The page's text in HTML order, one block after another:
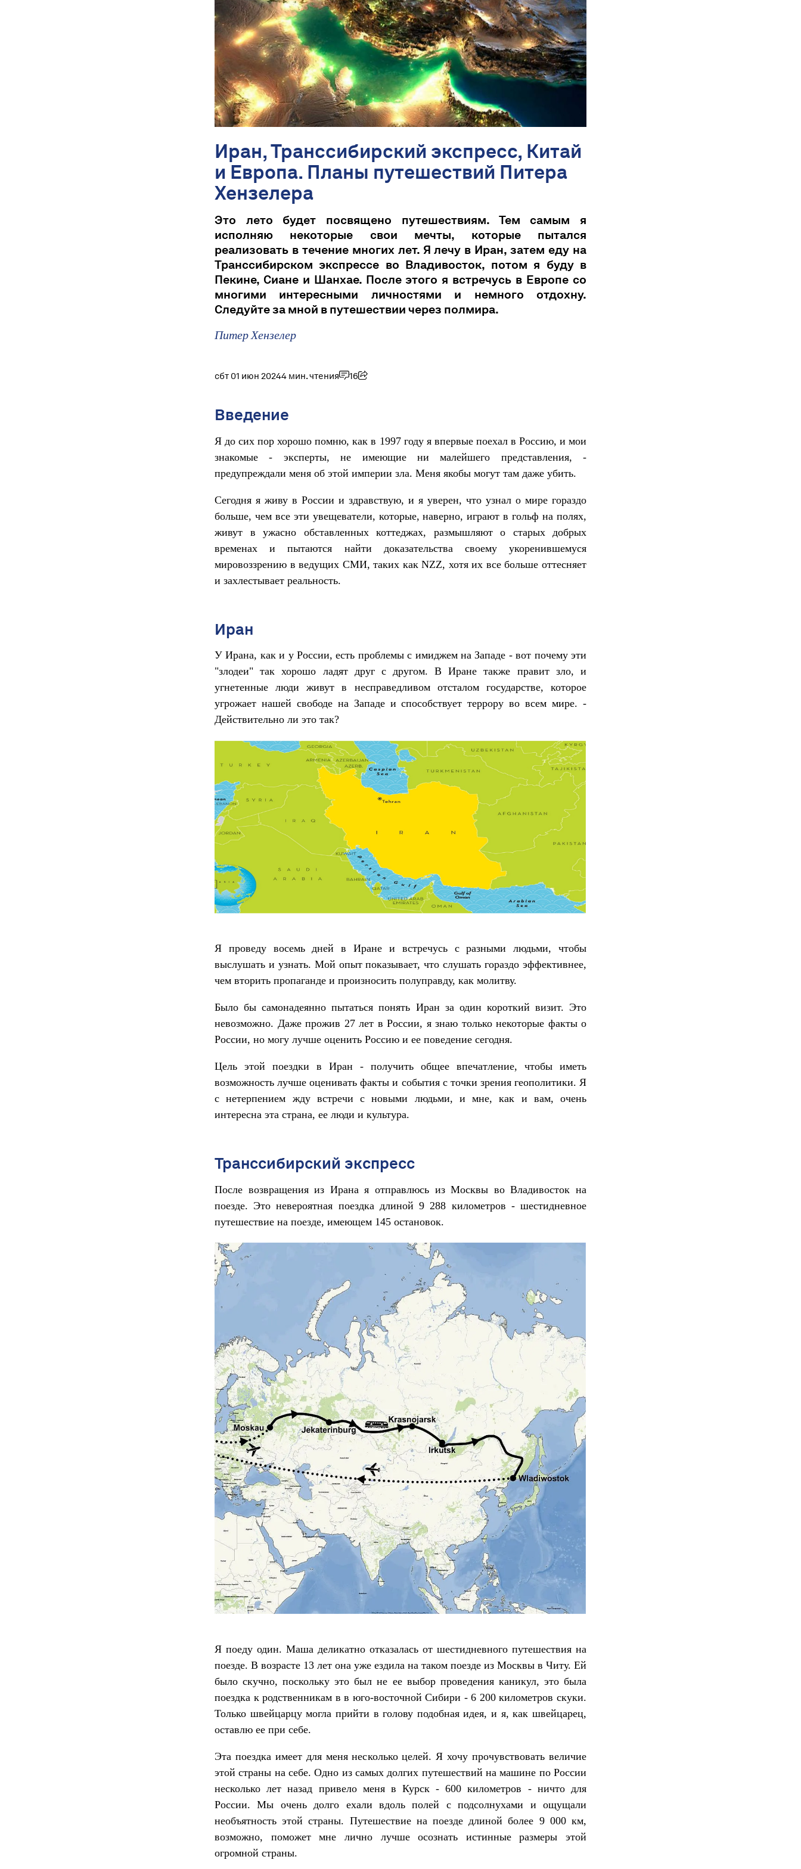
Иран, Транссибирский экспресс, Китай
и Европа. Планы путешествий Питера
Хензелера
Это лето будет посвящено путешествиям. Тем самым я
исполняю некоторые свои мечты, которые пытался
реализовать в течение многих лет. Я лечу в Иран, затем еду на
Транссибирском экспрессе во Владивосток, потом я буду в
Пекине, Сиане и Шанхае. После этого я встречусь в Европе со
многими интересными личностями и немного отдохну.
Следуйте за мной в путешествии через полмира.
Питер Хензелер
сбт 01 июн 20244 мин. чтения 16
Введение
Я до сих пор хорошо помню, как в 1997 году я впервые поехал в Россию, и мои
знакомые - эксперты, не имеющие ни малейшего представления, -
предупреждали меня об этой империи зла. Меня якобы могут там даже убить.
Сегодня я живу в России и здравствую, и я уверен, что узнал о мире гораздо
больше, чем все эти увещеватели, которые, наверно, играют в гольф на полях,
живут в ужасно обставленных коттеджах, размышляют о старых добрых
временах и пытаются найти доказательства своему укоренившемуся
мировоззрению в ведущих СМИ, таких как NZZ, хотя их все больше оттесняет
и захлестывает реальность.
Иран
У Ирана, как и у России, есть проблемы с имиджем на Западе - вот почему эти
"злодеи" так хорошо ладят друг с другом. В Иране также правит зло, и
угнетенные люди живут в несправедливом отсталом государстве, которое
угрожает нашей свободе на Западе и способствует террору во всем мире. -
Действительно ли это так?
Я проведу восемь дней в Иране и встречусь с разными людьми, чтобы
выслушать и узнать. Мой опыт показывает, что слушать гораздо эффективнее,
чем вторить пропаганде и произносить полуправду, как молитву.
Было бы самонадеянно пытаться понять Иран за один короткий визит. Это
невозможно. Даже прожив 27 лет в России, я знаю только некоторые факты о
России, но могу лучше оценить Россию и ее поведение сегодня.
Цель этой поездки в Иран - получить общее впечатление, чтобы иметь
возможность лучше оценивать факты и события с точки зрения геополитики. Я
с нетерпением жду встречи с новыми людьми, и мне, как и вам, очень
интересна эта страна, ее люди и культура.
Транссибирский экспресс
После возвращения из Ирана я отправлюсь из Москвы во Владивосток на
поезде. Это невероятная поездка длиной 9 288 километров - шестидневное
путешествие на поезде, имеющем 145 остановок.
Я поеду один. Маша деликатно отказалась от шестидневного путешествия на
поезде. В возрасте 13 лет она уже ездила на таком поезде из Москвы в Читу. Ей
было скучно, поскольку это был не ее выбор проведения каникул, это была
поездка к родственникам в в юго-восточной Сибири - 6 200 километров скуки.
Только швейцарцу могла прийти в голову подобная идея, и я, как швейцарец,
оставлю ее при себе.
Эта поездка имеет для меня несколько целей. Я хочу прочувствовать величие
этой страны на себе. Одно из самых долгих путешествий на машине по России
несколько лет назад привело меня в Курск - 600 километров - ничто для
России. Мы очень долго ехали вдоль полей с подсолнухами и ощущали
необъятность этой страны. Путешествие на поезде длиной более 9 000 км,
возможно, поможет мне лично лучше осознать истинные размеры этой
огромной страны.